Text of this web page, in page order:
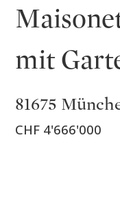
mit
81675
CHF 4'666'000